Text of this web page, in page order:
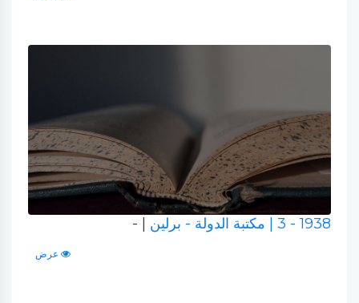
1938 - 3 | مكتبة الدولة - برلين | -
عرض